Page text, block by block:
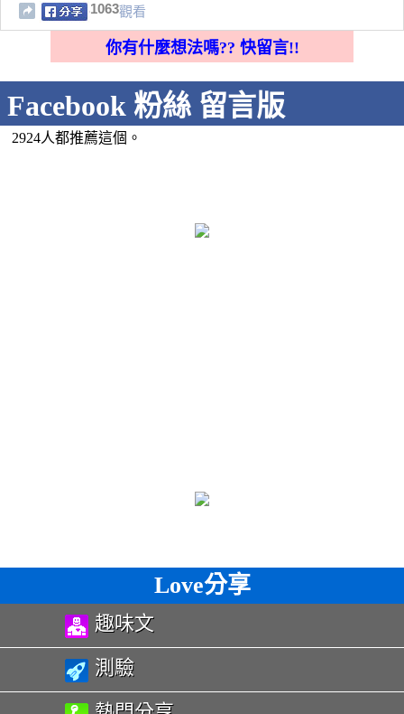
1063觀看
你有什麼想法嗎?? 快留言!!
Facebook 粉絲 留言版
2924人都推薦這個。
Love分享
趣味文
測驗